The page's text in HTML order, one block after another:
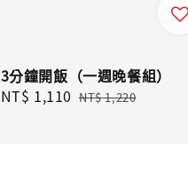
3分鐘開飯（一週晚餐組）
Sale
NT$ 1,110 Regular
NT$ 1,220